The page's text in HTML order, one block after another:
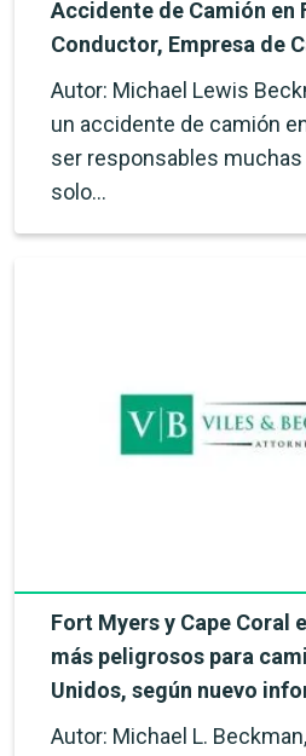
Accidente de Camión en
Conductor, Empresa de
Autor: Michael Lewis
un accidente de camión
ser responsables
solo…
Fort Myers y Cape Coral
más peligrosos para
Unidos, según nuevo
Autor: Michael L.